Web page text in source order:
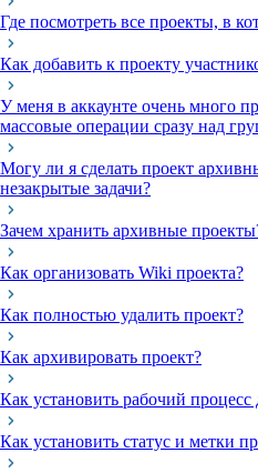
Где посмотреть все проекты, в
Как добавить к проекту
У меня в аккаунте очень много
массовые операции сразу над
Могу ли я сделать проект
незакрытые задачи?
Зачем хранить архивные
Как организовать Wiki проекта?
Как полностью удалить проект?
Как архивировать проект?
Как установить рабочий процесс
Как установить статус и метки